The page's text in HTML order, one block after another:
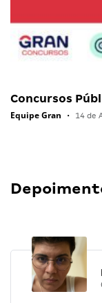
Concursos
Equipe Gran • 14 de